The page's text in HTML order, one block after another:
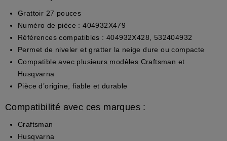
Grattoir 27 pouces
Numéro de pièce : 404932X479
Références compatibles : 404932X428, 532404932
Permet de niveler et gratter la neige dure ou compacte
Compatible avec plusieurs modèles Craftsman et
Husqvarna
Pièce d’origine, fiable et durable
Compatibilité avec ces marques :
Craftsman
Husqvarna